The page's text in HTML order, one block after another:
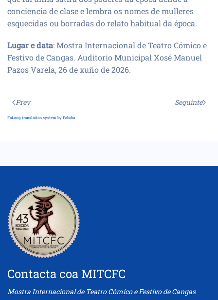
conciencia de clase e lembra os nomes de mulleres
esquecidas ou borradas do relato habitual da época.
Lugar e data: Mostra Internacional de Teatro Cómico e
Festivo de Cangas. Auditorio Municipal Xosé Manuel
Pazos Varela, 26 de xuño de 2026.
Prev Seguinte
FaLang translation system by Faboba
Contacta coa MITCFC
Mostra Internacional de Teatro Cómico e Festivo de Cangas